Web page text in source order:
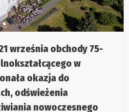
września obchody 75-
w
okazja do
odświeżenia
nowoczesnego